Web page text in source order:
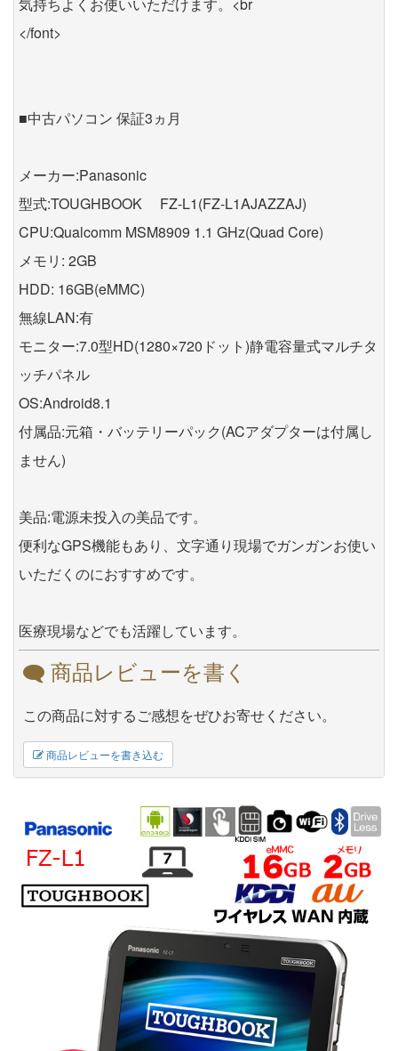
気持ちよくお使いいただけます。<br
</font>
■中古パソコン 保証3ヵ月
メーカー:Panasonic
型式:TOUGHBOOK FZ-L1(FZ-L1AJAZZAJ)
CPU:Qualcomm MSM8909 1.1 GHz(Quad Core)
メモリ: 2GB
HDD: 16GB(eMMC)
無線LAN:有
モニター:7.0型HD(1280×720ドット)静電容量式マルチタ
ッチパネル
OS:Android8.1
付属品:元箱・バッテリーパック(ACアダプターは付属し
ません)
美品:電源未投入の美品です。
便利なGPS機能もあり、文字通り現場でガンガンお使い
いただくのにおすすめです。
医療現場などでも活躍しています。
商品レビューを書く
この商品に対するご感想をぜひお寄せください。
商品レビューを書き込む